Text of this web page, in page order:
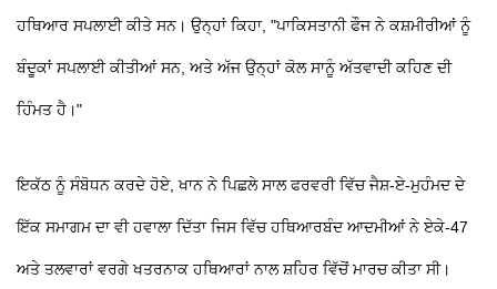
ਹਥਿਆਰ ਸਪਲਾਈ ਕੀਤੇ ਸਨ। ਉਨ੍ਹਾਂ ਕਿਹਾ, "ਪਾਕਿਸਤਾਨੀ ਫੌਜ ਨੇ ਕਸ਼ਮੀਰੀਆਂ ਨੂੰ
ਬੰਦੂਕਾਂ ਸਪਲਾਈ ਕੀਤੀਆਂ ਸਨ, ਅਤੇ ਅੱਜ ਉਨ੍ਹਾਂ ਕੋਲ ਸਾਨੂੰ ਅੱਤਵਾਦੀ ਕਹਿਣ ਦੀ
ਹਿੰਮਤ ਹੈ।"
ਇਕੱਠ ਨੂੰ ਸੰਬੋਧਨ ਕਰਦੇ ਹੋਏ, ਖਾਨ ਨੇ ਪਿਛਲੇ ਸਾਲ ਫਰਵਰੀ ਵਿੱਚ ਜੈਸ਼-ਏ-ਮੁਹੰਮਦ ਦੇ
ਇੱਕ ਸਮਾਗਮ ਦਾ ਵੀ ਹਵਾਲਾ ਦਿੱਤਾ ਜਿਸ ਵਿੱਚ ਹਥਿਆਰਬੰਦ ਆਦਮੀਆਂ ਨੇ ਏਕੇ-47
ਅਤੇ ਤਲਵਾਰਾਂ ਵਰਗੇ ਖਤਰਨਾਕ ਹਥਿਆਰਾਂ ਨਾਲ ਸ਼ਹਿਰ ਵਿੱਚੋਂ ਮਾਰਚ ਕੀਤਾ ਸੀ।